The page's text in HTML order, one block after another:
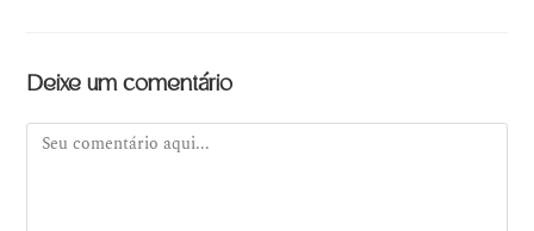
Deixe um comentário